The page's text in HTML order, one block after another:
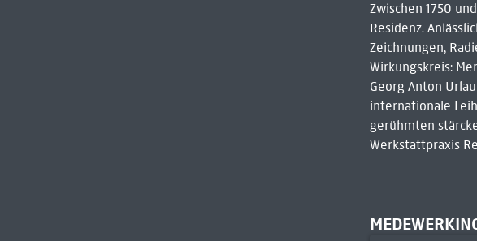
Zwischen 1750
Residenz.
Zeichnungen,
Wirkungskreis:
Georg Anton
internationale
gerühmten
Werkstattpraxis